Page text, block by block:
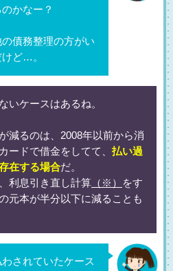
かなー？
債務整理の方がい
ど…。
いケースはあるね。
減るのは、2008年以前から消
ードで借金をしてて、 払い過
在する場合だ。
利息引き直し計算 （※）
をす
元本が半分以下に減ることも
されていたケース